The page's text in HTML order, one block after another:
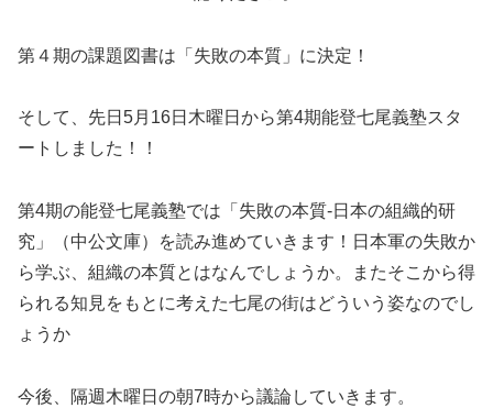
第４期の課題図書は「失敗の本質」に決定！
そして、先日5月16日木曜日から第4期能登七尾義塾スタ
ートしました！！
第4期の能登七尾義塾では「失敗の本質-日本の組織的研
究」（中公文庫）を読み進めていきます！日本軍の失敗か
ら学ぶ、組織の本質とはなんでしょうか。またそこから得
られる知見をもとに考えた七尾の街はどういう姿なのでし
ょうか
今後、隔週木曜日の朝7時から議論していきます。